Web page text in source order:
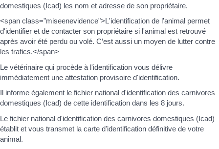
domestiques (Icad) les nom et adresse de son propriétaire.
<span class="miseenevidence">L'identification de l'animal permet
d'identifier et de contacter son propriétaire si l'animal est retrouvé
après avoir été perdu ou volé. C’est aussi un moyen de lutter contre
les trafics.</span>
Le vétérinaire qui procède à l'identification vous délivre
immédiatement une attestation provisoire d'identification.
Il informe également le fichier national d'identification des carnivores
domestiques (Icad) de cette identification dans les 8 jours.
Le fichier national d'identification des carnivores domestiques (Icad)
établit et vous transmet la carte d'identification définitive de votre
animal.